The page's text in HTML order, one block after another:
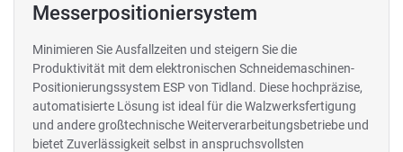
Messerpositioniersystem
Minimieren Sie Ausfallzeiten und steigern Sie die
Produktivität mit dem elektronischen Schneidemaschinen-
Positionierungssystem ESP von Tidland. Diese hochpräzise, ​​
automatisierte Lösung ist ideal für die Walzwerksfertigung
und andere großtechnische Weiterverarbeitungsbetriebe und
bietet Zuverlässigkeit selbst in anspruchsvollsten